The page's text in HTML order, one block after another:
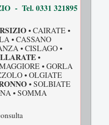
- Tel. 0331 321895
• CAIRATE •
• CASSANO
• CISLAGO •
•
• GORLA
• OLGIATE
• SOLBIATE
• SOMMA